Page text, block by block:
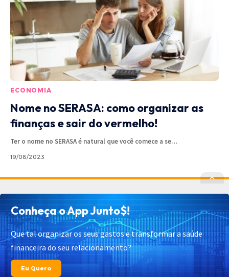
ECONOMIA
Nome no SERASA: como organizar as
finanças e sair do vermelho!
Ter o nome no SERASA é natural que você comece a se…
19/08/2023
Termos de Uso Contato Cadastrar Quem Somos
© 2025 Junto$ App – Todos os Direitos Reservados.
Conheça o App Junto$!
Que tal organizar os seus gastos e transformar a saúde
financeira do seu relacionamento?